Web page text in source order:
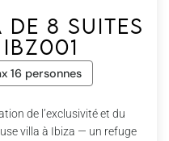
8 suites
16 personnes
de l’exclusivité et du
villa à Ibiza — un refuge